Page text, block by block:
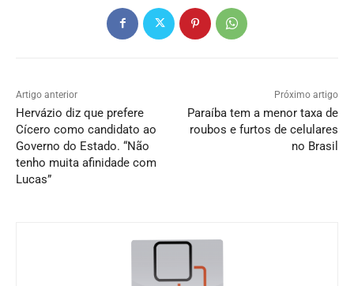
Artigo anterior
Hervázio diz que prefere
Cícero como candidato ao
Governo do Estado. “Não
tenho muita afinidade com
Lucas”
Próximo artigo
Paraíba tem a menor taxa de
roubos e furtos de celulares
no Brasil